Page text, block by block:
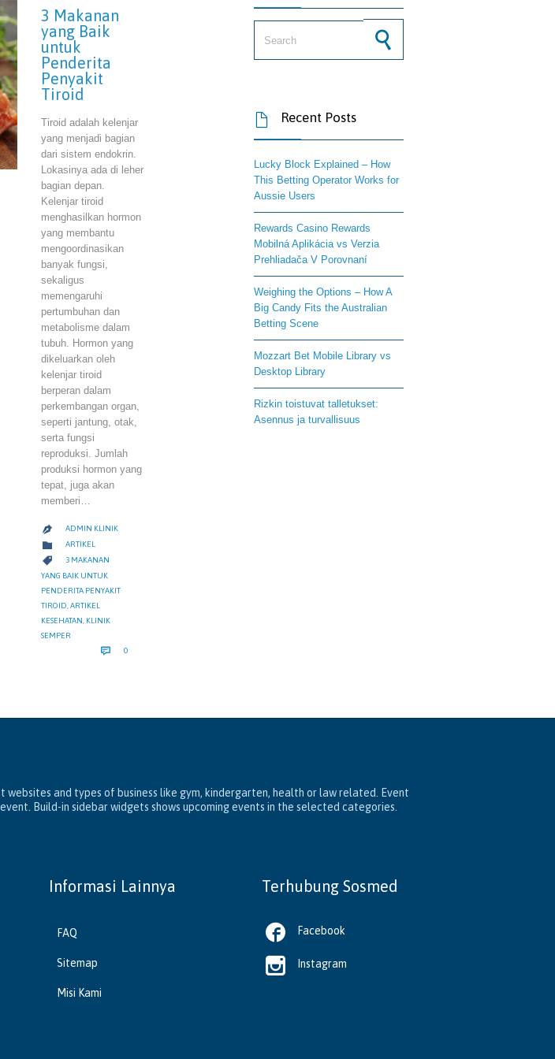
3 Makanan
yang Baik
untuk
Penderita
Penyakit
Tiroid
Tiroid adalah kelenjar
yang menjadi bagian
dari sistem endokrin.
Lokasinya ada di leher
bagian depan.
Kelenjar tiroid
menghasilkan hormon
yang membantu
mengoordinasikan
banyak fungsi,
sekaligus
memengaruhi
pertumbuhan dan
metabolisme dalam
tubuh. Hormon yang
dikeluarkan oleh
kelenjar tiroid
berperan dalam
perkembangan organ,
seperti jantung, otak,
serta fungsi
reproduksi. Jumlah
produksi hormon yang
tepat, juga akan
memberi…
 ADMIN KLINIK
 CATEGORY
ARTIKEL
 CATEGORY
3 MAKANAN
YANG BAIK UNTUK
PENDERITA PENYAKIT
TIROID ARTIKEL
KESEHATAN KLINIK
SEMPER
 0
 Recent Posts
Lucky Block Explained – How
This Betting Operator Works for
Aussie Users
Rewards Casino Rewards
Mobilná Aplikácia vs Verzia
Prehliadača V Porovnaní
Weighing the Options – How A
Big Candy Fits the Australian
Betting Scene
Mozzart Bet Mobile Library vs
Desktop Library
Rizkin toistuvat talletukset:
Asennus ja turvallisuus
and types of business like gym, kindergarten, health or law related. Event
Build-in sidebar widgets shows upcoming events in the selected categories.
Informasi Lainnya
FAQ
Sitemap
Misi Kami
Terhubung Sosmed
 Facebook
 Instagram